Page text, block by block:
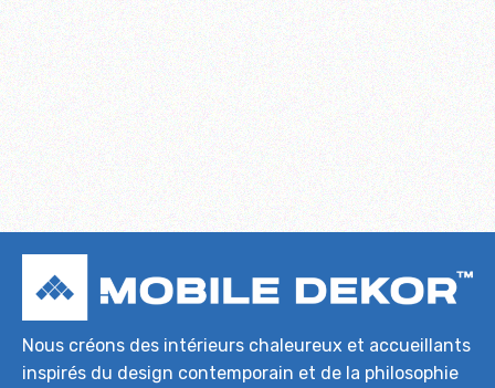
Nous créons des intérieurs chaleureux et accueillants
inspirés du design contemporain et de la philosophie